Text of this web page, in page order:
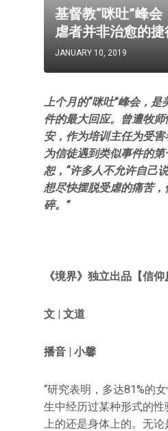
基督教“咪吐”峰
虐者并非治愈的捷
JANUARY 10, 2019
上个月的“咪吐”峰会，是
件的最大回应。曾遭牧
安，作为培训主任为受
为信徒遇到类似事件的
恕，“许多人不允许自己
想尽快摆脱受虐的痛苦
碎。”
《境界》独立出品 【信仰
文 | 文道
播音 | 小馨
“研究表明，多达81%的
生中经历过某种形式的
上的还是身体上的。无